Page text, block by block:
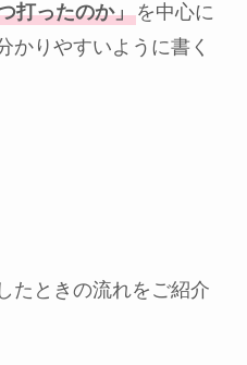
打ったのか」を中心に
かりやすいように書く
たときの流れをご紹介